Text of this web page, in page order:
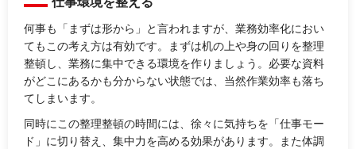
何事も「まずは形から」と言われますが、業務効率化におい
てもこの考え方は有効です。まずは机の上や身の回りを整理
整頓し、業務に集中できる環境を作りましょう。必要な資料
がどこにあるかも分からない状態では、当然作業効率も落ち
てしまいます。
同時にこの整理整頓の時間には、徐々に気持ちを「仕事モー
ド」に切り替え、集中力を高める効果があります。また体調